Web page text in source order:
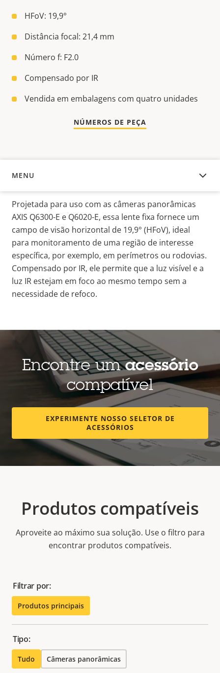
HFoV: 19,9°
Distância focal: 21,4 mm
Número f: F2.0
Compensado por IR
Vendida em embalagens com quatro unidades
NÚMEROS DE PEÇA
MENU
VISÃO GERAL
Projetada para uso com as câmeras panorâmicas
AXIS Q6300-E e Q6020-E, essa lente fixa fornece um
campo de visão horizontal de 19,9° (HFoV), ideal
para monitoramento de uma região de interesse
específica, por exemplo, em perímetros ou rodovias.
Compensado por IR, ele permite que a luz visível e a
luz IR estejam em foco ao mesmo tempo sem a
necessidade de refoco.
Encontre umacessório
compatível
EXPERIMENTE NOSSO SELETOR DE
ACESSÓRIOS
Produtos compatíveis
Aproveite ao máximo sua solução. Use o filtro para
encontrar produtos compatíveis.
Filtrar por:
Produtos principais
Tipo:
Tudo Câmeras panorâmicas